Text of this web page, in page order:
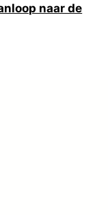
naar de